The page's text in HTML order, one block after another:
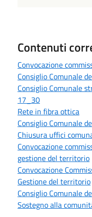
Contenuti
Convocazione
Consiglio Comunale
Consiglio Comunale
17_30
Rete in fibra ottica
Consiglio Comunale
Chiusura uffici
Convocazione
gestione del territorio
Convocazione
Gestione del territorio
Consiglio Comunale
Sostegno alla